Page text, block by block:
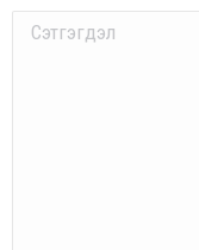
Comment